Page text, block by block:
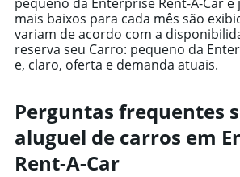
has
1
Y
axis
displaying
Range:
0
to
750.
mais baixos para cada mês são
variam de acordo com a
reserva seu Carro: pequeno da
e, claro, oferta e demanda atuais.
Perguntas frequentes
aluguel de carros em
Rent-A-Car